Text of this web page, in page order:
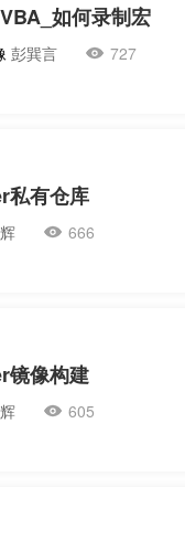
如何录制宏
彭巽言 727
私有仓库
666
镜像构建
605